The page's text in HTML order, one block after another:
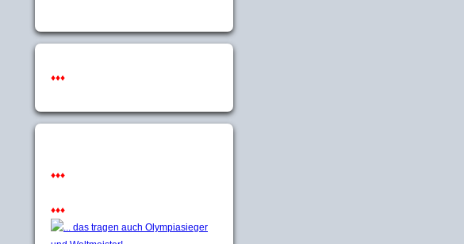
♦♦♦
♦♦♦
♦♦♦